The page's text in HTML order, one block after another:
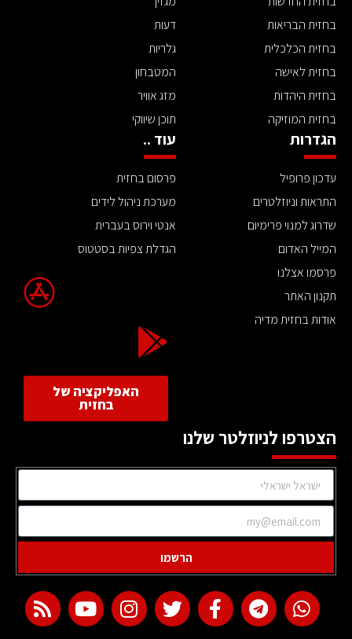
בחזית הבריאות
בחזית הכלכלית
בחזית לאישה
בחזית היהדות
בחזית המוזיקה
דעות
גלריות
המטבחון
מזג אוויר
תוכן שיווקי
הגדרות
עדכון פרופיל
התראות וניוזלטרים
שדרוג למנוי פרימיום
המייל האדום
פרסמו אצלנו
תקנון האתר
אודות בחזית מדיה
עוד ..
פרסום בחזית
מערכת ניהול לידים
אנטי וירוס בעברית
הגדלת צפיות בסטטוס
האפליקציה של
בחזית
הצטרפו לניוזלטר שלנו
הרשמו